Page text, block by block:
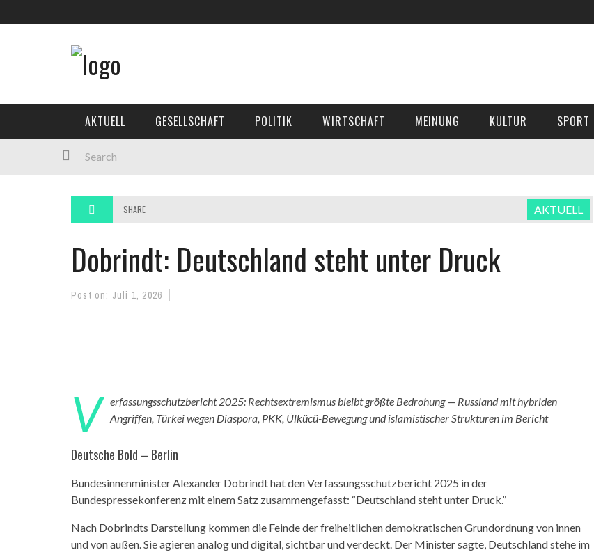
AKTUELL GESELLSCHAFT POLITIK WIRTSCHAFT MEINUNG KULTUR SPORT
SHARE AKTUELL
Dobrindt: Deutschland steht unter Druck
Post on: Juli 1, 2026
V
erfassungsschutzbericht 2025: Rechtsextremismus bleibt größte Bedrohung — Russland mit hybriden
Angriffen, Türkei wegen Diaspora, PKK, Ülkücü-Bewegung und islamistischer Strukturen im Bericht
Deutsche Bold – Berlin
Bundesinnenminister Alexander Dobrindt hat den Verfassungsschutzbericht 2025 in der
Bundespressekonferenz mit einem Satz zusammengefasst: “Deutschland steht unter Druck.”
Nach Dobrindts Darstellung kommen die Feinde der freiheitlichen demokratischen Grundordnung von innen
und von außen. Sie agieren analog und digital, sichtbar und verdeckt. Der Minister sagte, Deutschland stehe im